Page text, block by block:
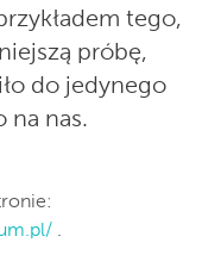
tego,
próbę,
do jedynego
na nas.
.